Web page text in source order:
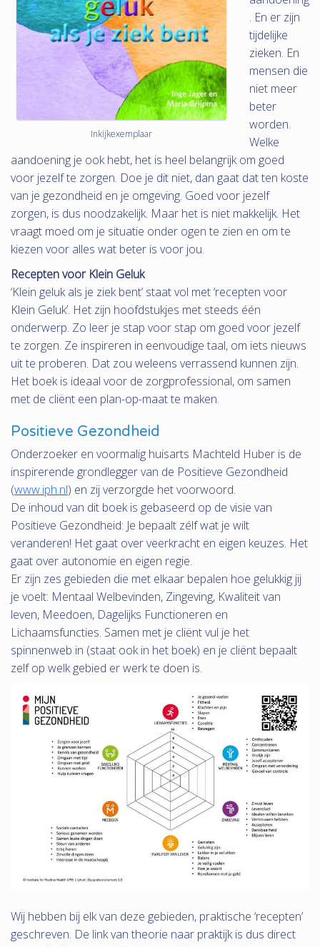
Inkijkexemplaar
. En er zijn
tijdelijke
zieken. En
mensen die
niet meer
beter
worden.
Welke
aandoening je ook hebt, het is heel belangrijk om goed
voor jezelf te zorgen. Doe je dit niet, dan gaat dat ten koste
van je gezondheid en je omgeving. Goed voor jezelf
zorgen, is dus noodzakelijk. Maar het is niet makkelijk. Het
vraagt moed om je situatie onder ogen te zien en om te
kiezen voor alles wat beter is voor jou.
Recepten voor Klein Geluk
‘Klein geluk als je ziek bent’ staat vol met ‘recepten voor
Klein Geluk’. Het zijn hoofdstukjes met steeds één
onderwerp. Zo leer je stap voor stap om goed voor jezelf
te zorgen. Ze inspireren in eenvoudige taal, om iets nieuws
uit te proberen. Dat zou weleens verrassend kunnen zijn.
Het boek is ideaal voor de zorgprofessional, om samen
met de cliënt een plan-op-maat te maken.
Positieve Gezondheid
Onderzoeker en voormalig huisarts Machteld Huber is de
inspirerende grondlegger van de Positieve Gezondheid
(www.iph.nl) en zij verzorgde het voorwoord.
De inhoud van dit boek is gebaseerd op de visie van
Positieve Gezondheid: Je bepaalt zélf wat je wilt
veranderen! Het gaat over veerkracht en eigen keuzes. Het
gaat over autonomie en eigen regie.
Er zijn zes gebieden die met elkaar bepalen hoe gelukkig jij
je voelt: Mentaal Welbevinden, Zingeving, Kwaliteit van
leven, Meedoen, Dagelijks Functioneren en
Lichaamsfuncties. Samen met je cliënt vul je het
spinnenweb in (staat ook in het boek) en je cliënt bepaalt
zelf op welk gebied er werk te doen is.
Wij hebben bij elk van deze gebieden, praktische ‘recepten’
geschreven. De link van theorie naar praktijk is dus direct